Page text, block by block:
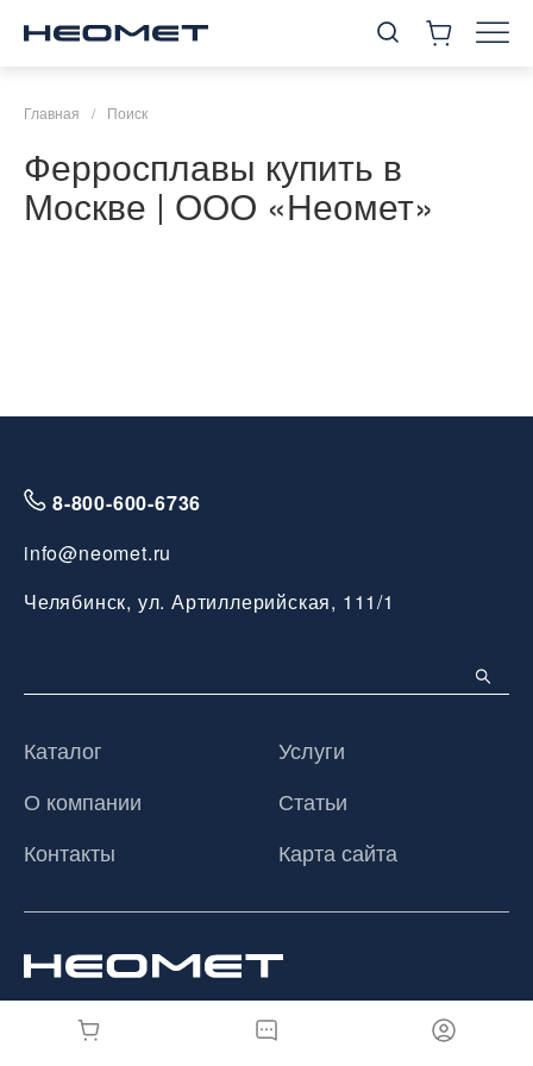
Главная / Поиск
Ферросплавы купить в
Москве | ООО «Неомет»
8-800-600-6736
info@neomet.ru
Челябинск, ул. Артиллерийская, 111/1
Каталог
Услуги
О компании
Статьи
Контакты
Карта сайта
© 2026 ООО «Неомет», Все права защищены